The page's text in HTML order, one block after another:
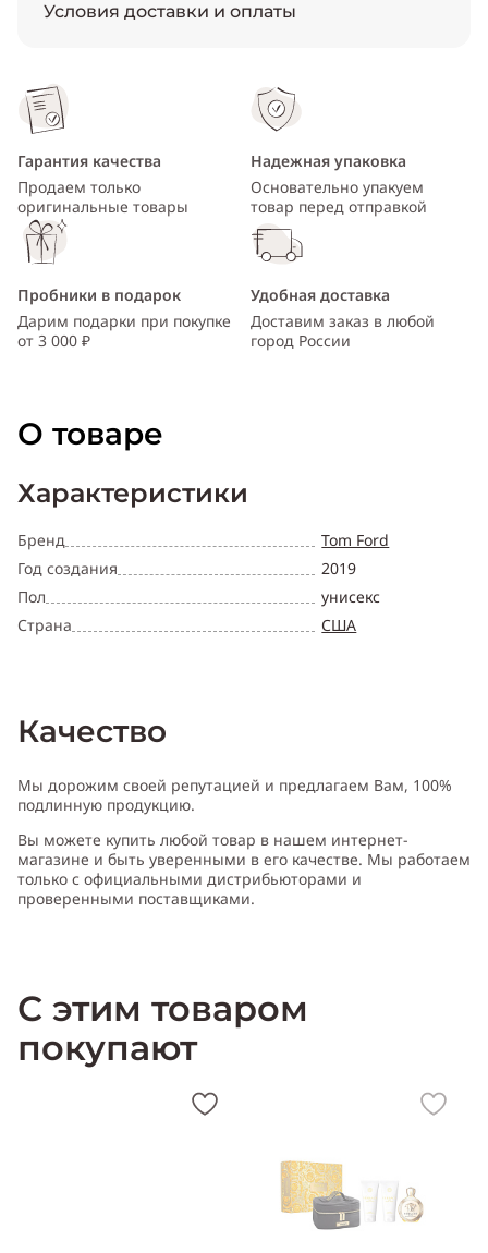
Условия доставки и оплаты
Гарантия качества
Продаем только
оригинальные товары
Надежная упаковка
Основательно упакуем
товар перед отправкой
Пробники в подарок
Дарим подарки при покупке
от 3 000 ₽
Удобная доставка
Доставим заказ в любой
город России
О товаре
Характеристики
Бренд
Год создания
Пол
Страна
Tom Ford
2019
унисекс
США
Качество
Мы дорожим своей репутацией и предлагаем Вам, 100%
подлинную продукцию.
Вы можете купить любой товар в нашем интернет-
магазине и быть уверенными в его качестве. Мы работаем
только с официальными дистрибьюторами и
проверенными поставщиками.
С этим товаром
покупают